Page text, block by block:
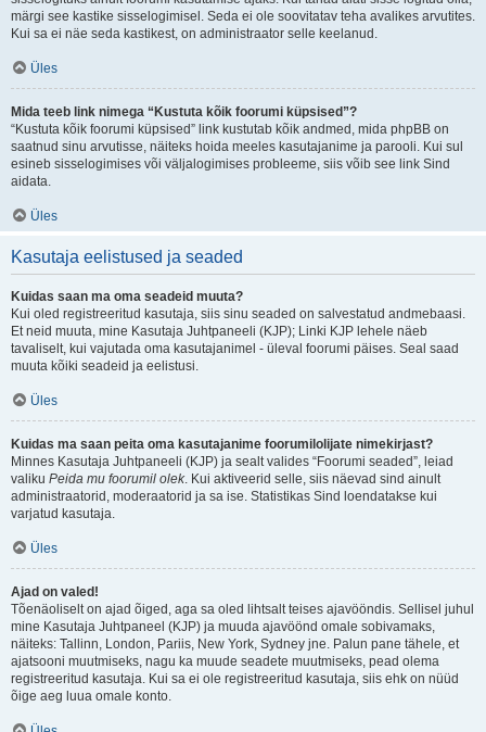
märgi see kastike sisselogimisel. Seda ei ole soovitatav teha avalikes arvutites.
Kui sa ei näe seda kastikest, on administraator selle keelanud.
Üles
Mida teeb link nimega “Kustuta kõik foorumi küpsised”?
“Kustuta kõik foorumi küpsised” link kustutab kõik andmed, mida phpBB on
saatnud sinu arvutisse, näiteks hoida meeles kasutajanime ja parooli. Kui sul
esineb sisselogimises või väljalogimises probleeme, siis võib see link Sind
aidata.
Üles
Kasutaja eelistused ja seaded
Kuidas saan ma oma seadeid muuta?
Kui oled registreeritud kasutaja, siis sinu seaded on salvestatud andmebaasi.
Et neid muuta, mine Kasutaja Juhtpaneeli (KJP); Linki KJP lehele näeb
tavaliselt, kui vajutada oma kasutajanimel - üleval foorumi päises. Seal saad
muuta kõiki seadeid ja eelistusi.
Üles
Kuidas ma saan peita oma kasutajanime foorumilolijate nimekirjast?
Minnes Kasutaja Juhtpaneeli (KJP) ja sealt valides “Foorumi seaded”, leiad
valiku Peida mu foorumil olek. Kui aktiveerid selle, siis näevad sind ainult
administraatorid, moderaatorid ja sa ise. Statistikas Sind loendatakse kui
varjatud kasutaja.
Üles
Ajad on valed!
Tõenäoliselt on ajad õiged, aga sa oled lihtsalt teises ajavööndis. Sellisel juhul
mine Kasutaja Juhtpaneel (KJP) ja muuda ajavöönd omale sobivamaks,
näiteks: Tallinn, London, Pariis, New York, Sydney jne. Palun pane tähele, et
ajatsooni muutmiseks, nagu ka muude seadete muutmiseks, pead olema
registreeritud kasutaja. Kui sa ei ole registreeritud kasutaja, siis ehk on nüüd
õige aeg luua omale konto.